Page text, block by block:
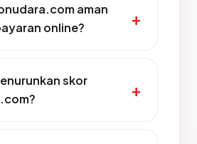
aman
online?
skor